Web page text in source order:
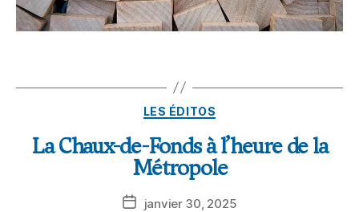
LES ÉDITOS
La Chaux-de-Fonds à l’heure de la
Métropole
janvier 30, 2025